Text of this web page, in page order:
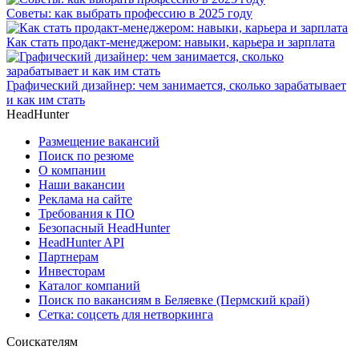
Советы: как выбрать профессию в 2025 году
Как стать продакт-менеджером: навыки, карьера и зарплата
Графический дизайнер: чем занимается, сколько зарабатывает
и как им стать
HeadHunter
Размещение вакансий
Поиск по резюме
О компании
Наши вакансии
Реклама на сайте
Требования к ПО
Безопасный HeadHunter
HeadHunter API
Партнерам
Инвесторам
Каталог компаний
Поиск по вакансиям в Беляевке (Пермский край)
Сетка: соцсеть для нетворкинга
Соискателям